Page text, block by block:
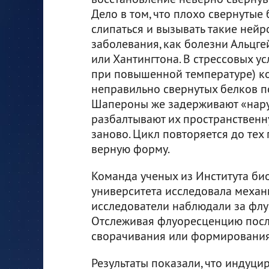
Дело в том, что плохо свернутые
слипаться и вызывать такие
заболевания, как болезни
или Хантингтона. В стрессовых
при повышенной температуре)
неправильно свернутых белков
Шапероны же задерживают
разбалтывают их
заново. Цикл повторяется до
верную форму.
Команда ученых из Института
университета исследовала
исследователи наблюдали за
Отслеживая флуоресценцию
сворачивания или
Результаты показали, что